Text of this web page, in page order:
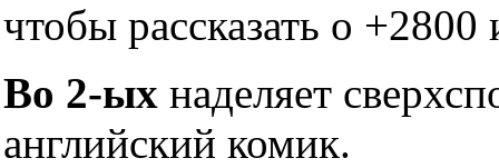
чтобы рассказать о +2800
Во 2-ых наделяет
английский комик.